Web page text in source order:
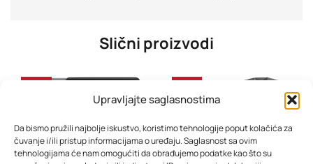
Upravljajte saglasnostima
Da bismo pružili najbolje iskustvo, koristimo tehnologije poput kolačića za
čuvanje i/ili pristup informacijama o uređaju. Saglasnost sa ovim
tehnologijama će nam omogućiti da obrađujemo podatke kao što su
Slični proizvodi
-34% -37%